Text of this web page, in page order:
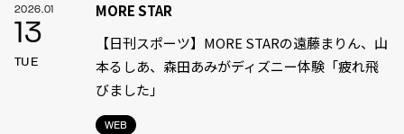
2026.01
13
TUE
WEB
MORE STAR
【日刊スポーツ】MORE STARの遠藤まりん、山
本るしあ、森田あみがディズニー体験「疲れ飛
びました」